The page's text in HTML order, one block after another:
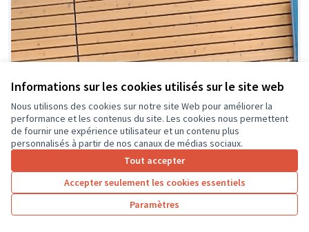
Informations sur les cookies utilisés sur le site web
Nous utilisons des cookies sur notre site Web pour améliorer la
performance et les contenus du site. Les cookies nous permettent
de fournir une expérience utilisateur et un contenu plus
personnalisés à partir de nos canaux de médias sociaux.
Tout accepter
Accepter seulement les cookies essentiels
Paramètres